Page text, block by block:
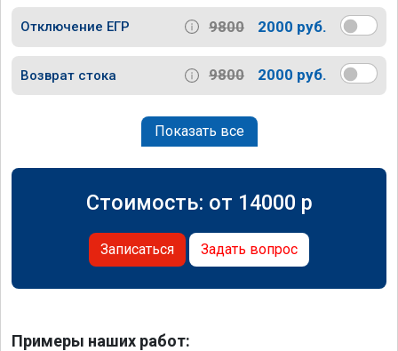
Отключение ЕГР 9800 2000 руб.
Возврат стока 9800 2000 руб.
Показать все
Стоимость: от 14000 p
Записаться Задать вопрос
Примеры наших работ: